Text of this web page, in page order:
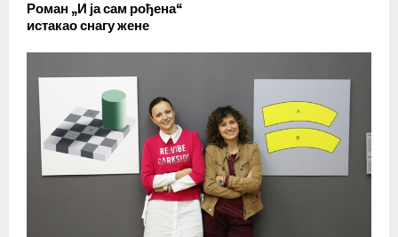
Роман „И ја сам рођена“
истакао снагу жене